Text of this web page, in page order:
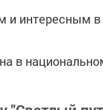
и интересным в
в